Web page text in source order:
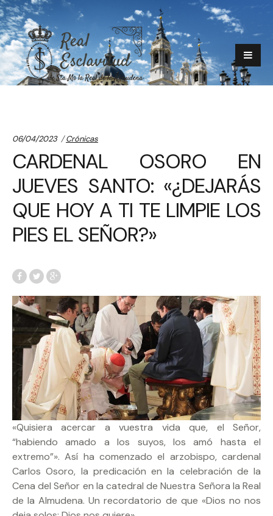
06/04/2023 Categories:
Crónicas
CARDENAL OSORO EN
JUEVES SANTO: «¿DEJARÁS
QUE HOY A TI TE LIMPIE LOS
PIES EL SEÑOR?»
«Quisiera acercar a vuestra vida que, el Señor,
“habiendo amado a los suyos, los amó hasta el
extremo”». Así ha comenzado el arzobispo, cardenal
Carlos Osoro, la predicación en la celebración de la
Cena del Señor en la catedral de Nuestra Señora la Real
de la Almudena. Un recordatorio de que «Dios no nos